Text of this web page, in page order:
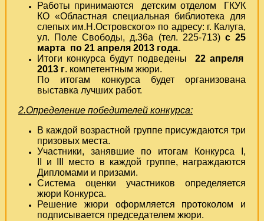
Работы принимаются детским отделом ГКУК
КО «Областная специальная библиотека для
слепых им.Н.Островского» по адресу: г. Калуга,
ул. Поле Свободы, д.36а (тел. 225-713) с 25
марта по 21 апреля 2013 года.
Итоги конкурса будут подведены 22 апреля
2013 г. компетентным жюри.
По итогам конкурса будет организована
выставка лучших работ.
2.Определение победителей конкурса:
В каждой возрастной группе присуждаются три
призовых места.
Участники, занявшие по итогам Конкурса I,
II и III место в каждой группе, награждаются
Дипломами и призами.
Система оценки участников определяется
жюри Конкурса.
Решение жюри оформляется протоколом и
подписывается председателем жюри.